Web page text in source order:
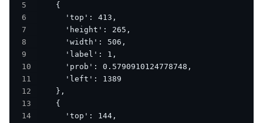
5
6
7
8
9
10
11
12
13
14